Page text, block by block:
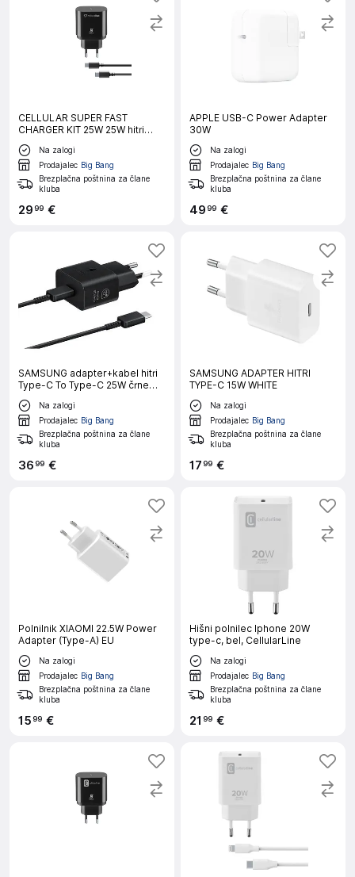
CELLULAR SUPER FAST
CHARGER KIT 25W 25W hitri
hišni polnilec adapter + 100CM
USB-C v USB-C kabel črn
Na zalogi
Prodajalec Big Bang
Brezplačna poštnina za člane
kluba
2999 €
APPLE USB-C Power Adapter
30W
Na zalogi
Prodajalec Big Bang
Brezplačna poštnina za člane
kluba
4999 €
SAMSUNG adapter+kabel hitri
Type-C To Type-C 25W črne
barve
Na zalogi
Prodajalec Big Bang
Brezplačna poštnina za člane
kluba
3699 €
SAMSUNG ADAPTER HITRI
TYPE-C 15W WHITE
Na zalogi
Prodajalec Big Bang
Brezplačna poštnina za člane
kluba
1799 €
Polnilnik XIAOMI 22.5W Power
Adapter (Type-A) EU
Na zalogi
Prodajalec Big Bang
Brezplačna poštnina za člane
kluba
1599 €
Hišni polnilec Iphone 20W
type-c, bel, CellularLine
Na zalogi
Prodajalec Big Bang
Brezplačna poštnina za člane
kluba
21 99 €